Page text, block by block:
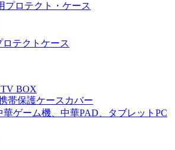
プロテクト・ケース
ロテクトケース
BOX
帯保護ケースカバー
華ゲーム機、中華PAD、タブレットPC